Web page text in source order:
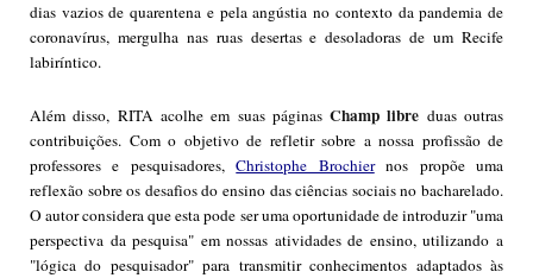
dias vazios de quarentena e pela angústia no contexto da pandemia de
coronavírus, mergulha nas ruas desertas e desoladoras de um Recife
labiríntico.
Além disso, RITA acolhe em suas páginasChamp libre duas outras
contribuições. Com o objetivo de refletir sobre a nossa profissão de
professores e pesquisadores, Christophe Brochiernos propõe uma
reflexão sobre os desafios do ensino das ciências sociais no bacharelado.
O autor considera que esta pode ser uma oportunidade de introduzir "uma
perspectiva da pesquisa" em nossas atividades de ensino, utilizando a
"lógica do pesquisador" para transmitir conhecimentos adaptados às